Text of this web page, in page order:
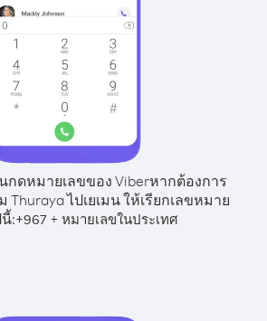
ดหมายเลขของ Viberหากต้องการ
Thuraya ไปเยเมน ให้เรียกเลขหมาย
:+967+ หมายเลขในประเทศ